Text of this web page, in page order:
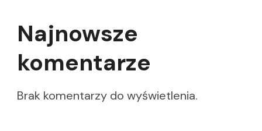
Najnowsze
komentarze
Brak komentarzy do wyświetlenia.